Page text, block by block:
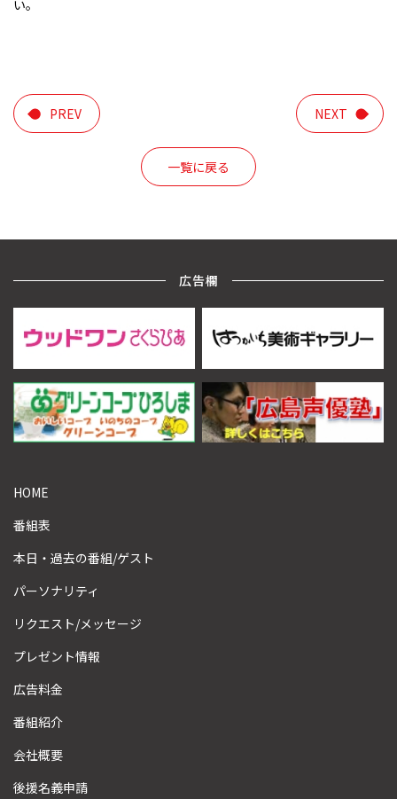
い。
PREV
一覧に戻る
NEXT
広告欄
HOME
番組表
本日・過去の番組/ゲスト
パーソナリティ
リクエスト/メッセージ
プレゼント情報
広告料金
番組紹介
会社概要
後援名義申請